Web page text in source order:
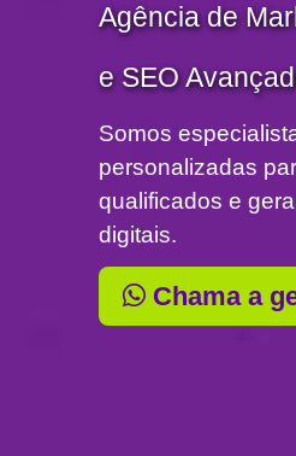
Agência de
e SEO
Somos
personalizadas
qualificados e
digitais.
Chama a